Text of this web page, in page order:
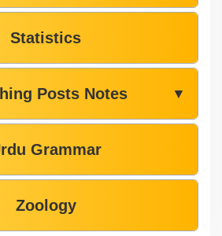
Statistics
Posts Notes ▼
Grammar
Zoology